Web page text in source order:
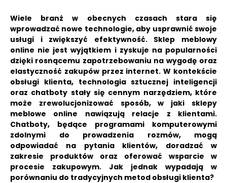
Wiele branż w obecnych czasach stara się
wprowadzać nowe technologie, aby usprawnić swoje
usługi i zwiększyć efektywność. Sklep meblowy
online nie jest wyjątkiem i zyskuje na popularności
dzięki rosnącemu zapotrzebowaniu na wygodę oraz
elastyczność zakupów przez internet. W kontekście
obsługi klienta, technologia sztucznej inteligencji
oraz chatboty stały się cennym narzędziem, które
może zrewolucjonizować sposób, w jaki sklepy
meblowe online nawiązują relacje z klientami.
Chatboty, będące programami komputerowymi
zdolnymi do prowadzenia rozmów, mogą
odpowiadać na pytania klientów, doradzać w
zakresie produktów oraz oferować wsparcie w
procesie zakupowym. Jak jednak wypadają w
porównaniu do tradycyjnych metod obsługi klienta?